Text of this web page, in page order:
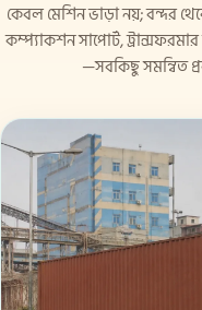
কেবল মেশিন ভাড়া নয়; বন্দর
কম্প্যাকশন সাপোর্ট,
—সবকিছু সমন্বিত